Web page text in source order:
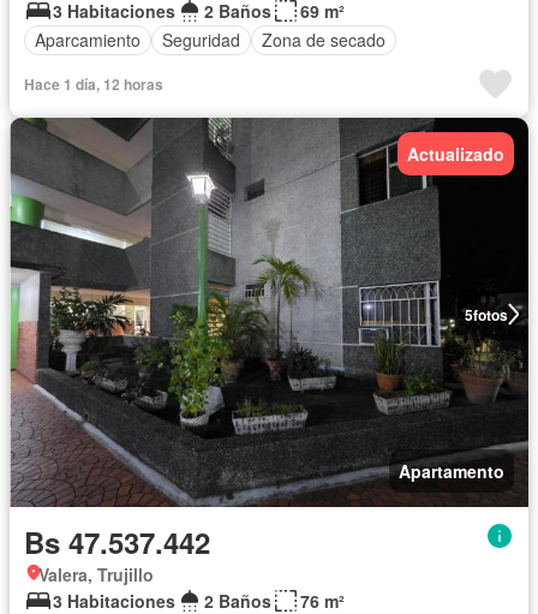
3 Habitaciones 2 Baños
69 m²
Aparcamiento
Seguridad Zona de secado
Hace 1 día, 12 horas
5fotos
Actualizado
Apartamento
Bs 47.537.442
Valera, Trujillo
3 Habitaciones
2 Baños
76 m²